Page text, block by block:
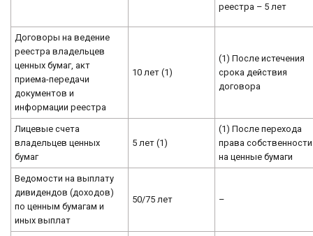
реестра – 5 лет
Договоры на ведение
реестра владельцев
ценных бумаг, акт
приема-передачи
документов и
информации реестра
10 лет (1)
(1) После истечения
срока действия
договора
Лицевые счета
владельцев ценных
бумаг
5 лет (1)
(1) После перехода
права собственности
на ценные бумаги
Ведомости на выплату
дивидендов (доходов)
по ценным бумагам и
иных выплат
50/75 лет –